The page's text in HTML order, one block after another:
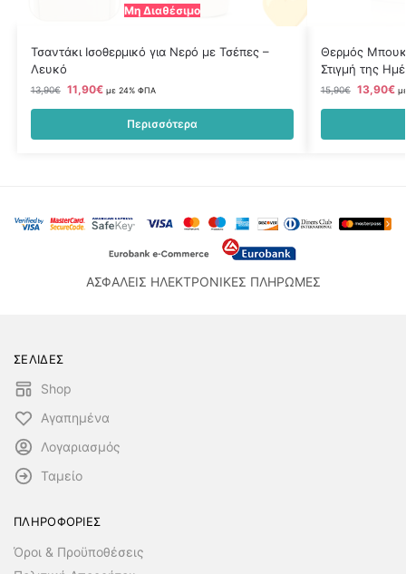
Μη Διαθέσιμο
Τσαντάκι Ισοθερμικό για Νερό με Τσέπες –
Λευκό
13,90€ 11,90€ με 24% ΦΠΑ
Περισσότερα
Θερμός
Στιγμή της
15,90€ 13,90€
ΑΣΦΑΛΕΙΣ ΗΛΕΚΤΡΟΝΙΚΕΣ ΠΛΗΡΩΜΕΣ
ΣΕΛΙΔΕΣ
Shop
Αγαπημένα
Λογαριασμός
Ταμείο
ΠΛΗΡΟΦΟΡΙΕΣ
Όροι & Προϋποθέσεις